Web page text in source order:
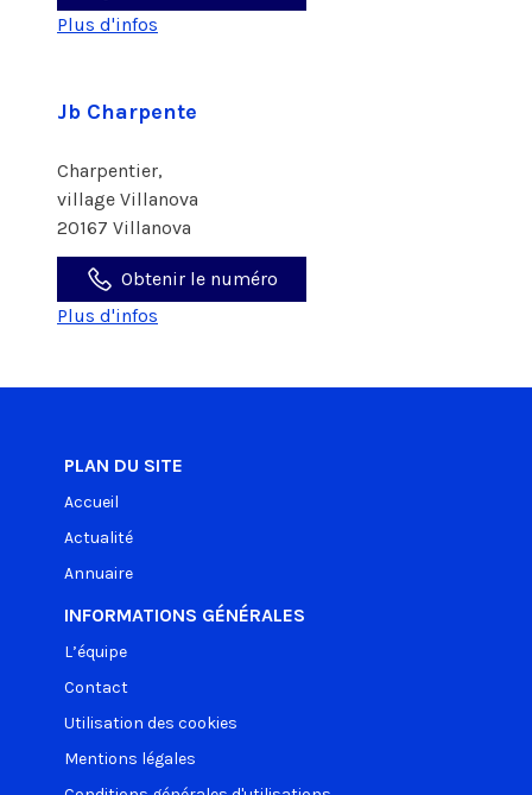
Plus d'infos
Jb Charpente
Charpentier,
village Villanova
20167 Villanova
Obtenir le numéro
Plus d'infos
PLAN DU SITE
Accueil
Actualité
Annuaire
INFORMATIONS GÉNÉRALES
L’équipe
Contact
Utilisation des cookies
Mentions légales